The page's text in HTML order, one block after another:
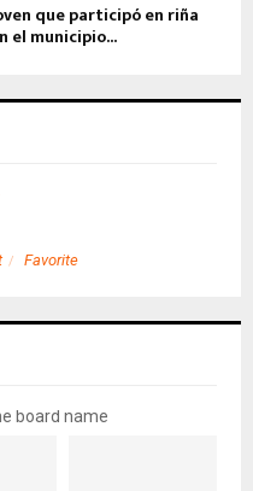
que participó en riña
el municipio...
Favorite
board name